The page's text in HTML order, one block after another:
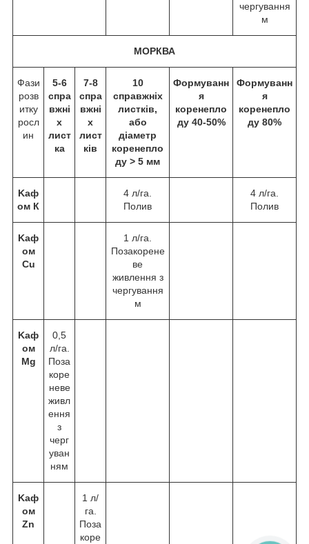
чергування
м
МОРКВА
Фази
розв
итку
росл
ин
5-6
спра
вжні
х
лист
ка
7-8
спра
вжні
х
лист
ків
10
справжніх
листків,
або
діаметр
коренепло
ду > 5 мм
Формуванн
я
коренепло
ду 40-50%
Формуванн
я
коренепло
ду 80%
Kаф
ом К
4 л/га.
Полив
4 л/га.
Полив
Kаф
ом
Cu
1 л/га.
Позакорене
ве
живлення з
чергування
м
Kаф
ом
Mg
0,5
л/га.
Поза
коре
неве
живл
ення
з
черг
уван
ням
Kаф
ом
Zn
1 л/
га.
Поза
коре